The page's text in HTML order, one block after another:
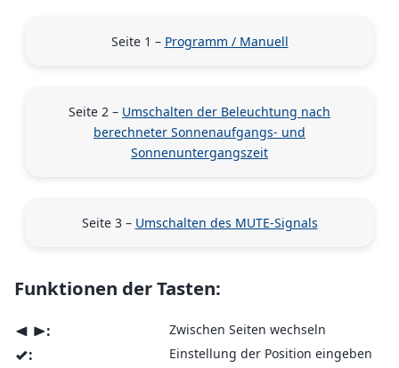
Seite 1 – Programm / Manuell
Seite 2 – Umschalten der Beleuchtung nach
berechneter Sonnenaufgangs- und
Sonnenuntergangszeit
Seite 3 – Umschalten des MUTE-Signals
Funktionen der Tasten:
< >: Zwischen Seiten wechseln
v: Einstellung der Position eingeben